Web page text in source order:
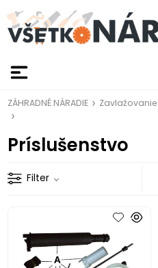
ZÁHRADNÉ NÁRADIE
Príslušenstvo
Filter